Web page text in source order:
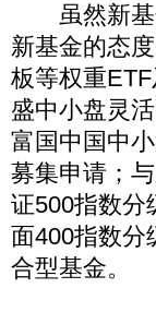
虽然新基
新基金的态
板等权重
盛中小盘灵
富国中国中
募集申请；
证500指数分
面400指数分
合型基金。